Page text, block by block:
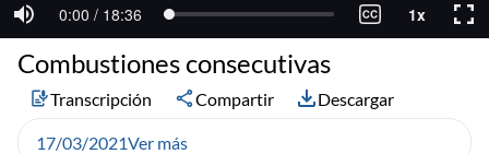
Combustiones consecutivas
Transcripción Compartir Descargar
17/03/2021Ver más